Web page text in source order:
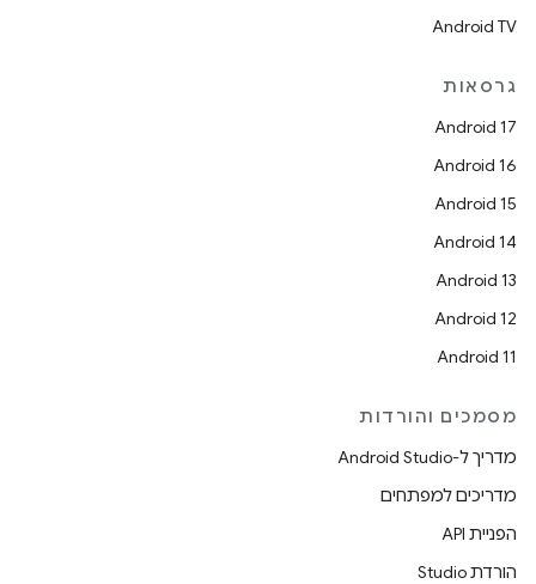
Android TV
גרסאות
Android 17
Android 16
Android 15
Android 14
Android 13
Android 12
Android 11
מסמכים והורדות
מדריך ל-Android Studio
מדריכים למפתחים
הפניית API
הורדת Studio